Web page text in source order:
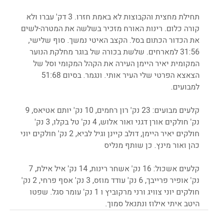
תחילת מחצית והקבוצות לא באמת חזרו. 3 דק' עברו ולא
קורה כלום. רינות האורח מזכיר בשלשה את המטרה-לשים
את הכדור הכתום בסל. הקצב האיטי נמשך. סוף שלישי,
31:56 למארחים. שלשת בכורה של בוגר מחלקת הנוער
המקומית יאיר היימן העירה את הקהל המקומי וסל של
למבועים.
נק' חולקים אורן דגני ואור אלוש, 4 נק' טל בקלו, 3 נק'
חולקים יאיר היימן, דולב קיינן וגיל לביא, 2 נק' חולקים יוני
כהן ואור מינץ. כן שותף מנליס
נק' אופיר פרייבך, 6 נק' עודד מוזס, 3 נק' אסף פרחי, 2 נק'
חולקים יוני צוויג ורני מרקוביץ ו 1 נק' עומר סגל. שפטו
היטב איתי אילוז ונתנאל סמוך.